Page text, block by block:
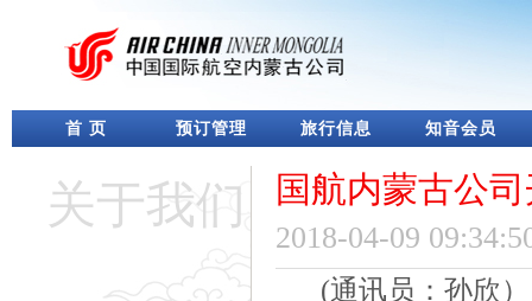
首 页 预订管理 旅行信息 知音会员
关于我们 国航内蒙古公
2018-04-09
(通讯员：孙欣